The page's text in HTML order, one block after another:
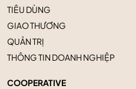
TIÊU DÙNG
GIAO THƯƠNG
QUẢN TRỊ
THÔNG TIN DOANH NGHIỆP
COOPERATIVE